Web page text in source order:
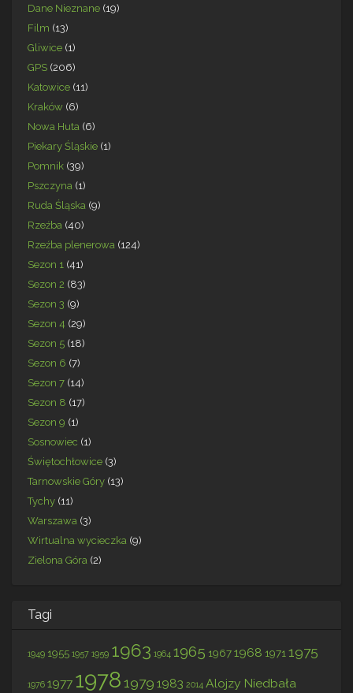
Dane Nieznane (19)
Film (13)
Gliwice (1)
GPS (206)
Katowice (11)
Kraków (6)
Nowa Huta (6)
Piekary Śląskie (1)
Pomnik (39)
Pszczyna (1)
Ruda Śląska (9)
Rzeźba (40)
Rzeźba plenerowa (124)
Sezon 1 (41)
Sezon 2 (83)
Sezon 3 (9)
Sezon 4 (29)
Sezon 5 (18)
Sezon 6 (7)
Sezon 7 (14)
Sezon 8 (17)
Sezon 9 (1)
Sosnowiec (1)
Świętochłowice (3)
Tarnowskie Góry (13)
Tychy (11)
Warszawa (3)
Wirtualna wycieczka (9)
Zielona Góra (2)
Tagi
1949 1955 1957 1959 1963 1964 1965 19671968 1971 1975
1976 1977 1978 1979 1983 2014 Alojzy Niedbała